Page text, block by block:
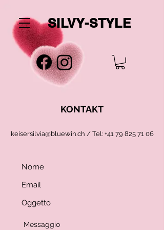
SILVY-STYLE
KONTAKT
keisersilvia@bluewin.ch / Tel: +41 79 825 71 06